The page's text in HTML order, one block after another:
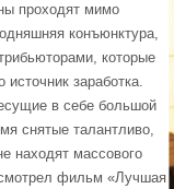
проходят мимо
конъюнктура,
которые
заработка.
в себе большой
снятые талантливо,
находят массового
фильм «Лучшая